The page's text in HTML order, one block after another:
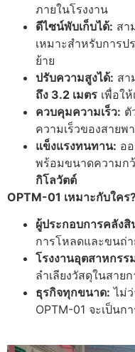
ภายในโรงงาน
ดีไซน์พับเก็บได้: สา
เหมาะสำหรับการ
ย้าย
ปรับความสูงได้: สา
ถึง 3.2 เมตร เพื่อใ
ควบคุมความเร็ว: ตั
ความเร็วของสาย
แข็งแรงทนทาน: อ
พร้อมขนาดความก
กิโลวัตต์
OPTM-01 เหมาะกับใคร
ผู้ประกอบการคลังสิ
การโหลดและขนถ่
โรงงานอุตสาหกรร
ลำเลียงวัสดุในสาย
ธุรกิจทุกขนาด: ไม่
OPTM-01 จะเป็น